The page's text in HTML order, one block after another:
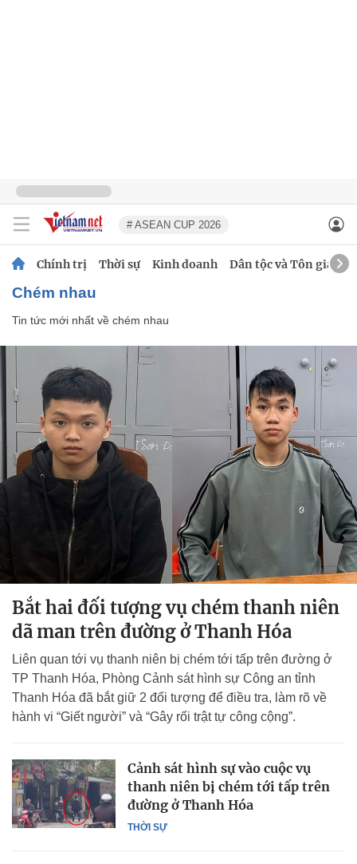
# ASEAN CUP 2026
Chính trị Thời sự Kinh doanh Dân tộc và Tôn giáo
chém nhau
Tin tức mới nhất về chém nhau
Bắt hai đối tượng vụ chém thanh niên
dã man trên đường ở Thanh Hóa
Liên quan tới vụ thanh niên bị chém tới tấp trên đường ở
TP Thanh Hóa, Phòng Cảnh sát hình sự Công an tỉnh
Thanh Hóa đã bắt giữ 2 đối tượng để điều tra, làm rõ về
hành vi “Giết người” và “Gây rối trật tự công cộng”.
THỜI SỰ
Cảnh sát hình sự vào cuộc vụ
thanh niên bị chém tới tấp trên
đường ở Thanh Hóa